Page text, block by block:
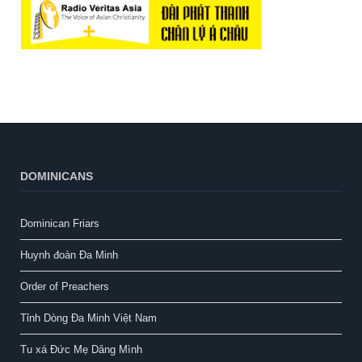
DOMINICANS
Dominican Friars
Huynh đoàn Đa Minh
Order of Preachers
Tỉnh Dòng Đa Minh Việt Nam
Tu xá Đức Mẹ Dâng Mình